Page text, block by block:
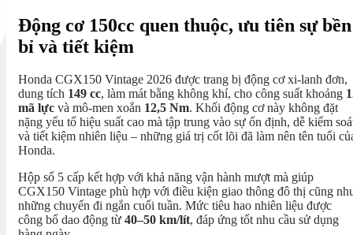
Động cơ 150cc quen thuộc, ưu tiên sự bền
bỉ và tiết kiệm
Honda CGX150 Vintage 2026 được trang bị động cơ xi-lanh đơn,
dung tích 149 cc, làm mát bằng không khí, cho công suất khoảng
mã lực và mô-men xoắn 12,5 Nm. Khối động cơ này không đặt
nặng yếu tố hiệu suất cao mà tập trung vào sự ổn định, dễ kiểm
và tiết kiệm nhiên liệu – những giá trị cốt lõi đã làm nên tên tuổi
Honda.
Hộp số 5 cấp kết hợp với khả năng vận hành mượt mà giúp
CGX150 Vintage phù hợp với điều kiện giao thông đô thị cũng
những chuyến đi ngắn cuối tuần. Mức tiêu hao nhiên liệu được
công bố dao động từ 40–50 km/lít, đáp ứng tốt nhu cầu sử dụng